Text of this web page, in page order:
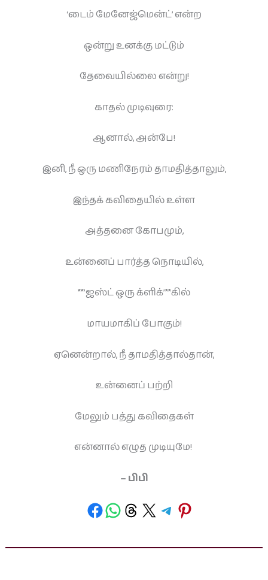
‘டைம் மேனேஜ்மென்ட்’ என்ற
ஒன்று உனக்கு மட்டும்
தேவையில்லை என்று!
காதல் முடிவுரை:
ஆனால், அன்பே!
இனி, நீ ஒரு மணிநேரம் தாமதித்தாலும்,
இந்தக் கவிதையில் உள்ள
அத்தனை கோபமும்,
உன்னைப் பார்த்த நொடியில்,
**’ஜஸ்ட் ஒரு க்ளிக்’**கில்
மாயமாகிப் போகும்!
ஏனென்றால், நீ தாமதித்தால்தான்,
உன்னைப் பற்றி
மேலும் பத்து கவிதைகள்
என்னால் எழுத முடியுமே!
– பிபி